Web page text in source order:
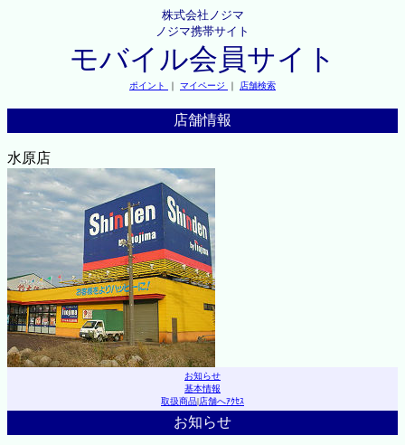
株式会社ノジマ
ノジマ携帯サイト
モバイル会員サイト
ポイント ｜ マイページ ｜ 店舗検索
店舗情報
水原店
お知らせ
基本情報
取扱商品|店舗へｱｸｾｽ
お知らせ